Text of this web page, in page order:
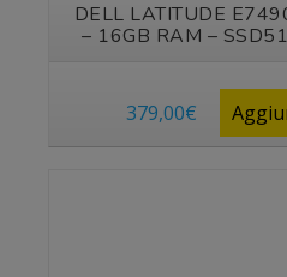
DELL LATITUDE
– 16GB RAM –
379,00€